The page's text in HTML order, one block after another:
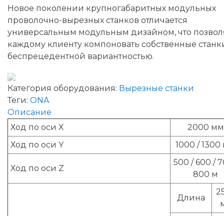
Новое поколении крупногабаритных модульных
проволочно-вырезных станков отличается
универсальным модульным дизайном, что
каждому клиенту компоновать собственные
беспрецедентной вариантностью.
Категория оборудования: Вырезные станки
Теги: ONA
Описание
Ход по оси X
2000 мм
Ход по оси Y
1000 /
Ход по оси Z
500 / 600 /
800 м
Длина